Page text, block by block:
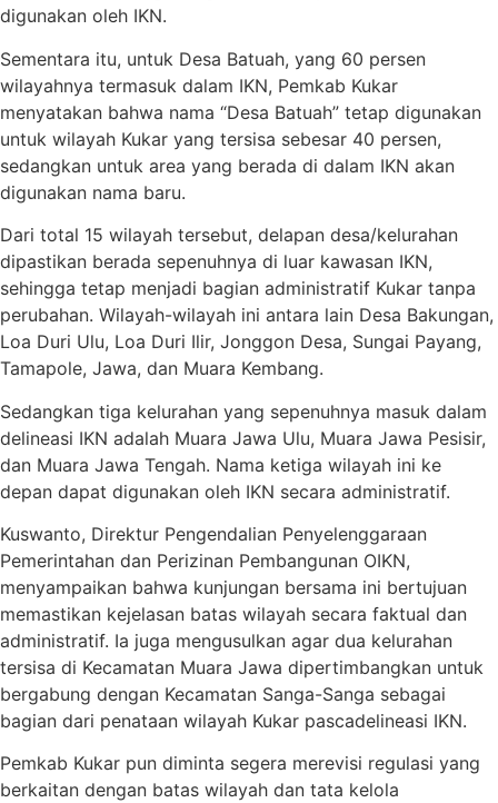
digunakan oleh IKN.
Sementara itu, untuk Desa Batuah, yang 60 persen
wilayahnya termasuk dalam IKN, Pemkab Kukar
menyatakan bahwa nama “Desa Batuah” tetap digunakan
untuk wilayah Kukar yang tersisa sebesar 40 persen,
sedangkan untuk area yang berada di dalam IKN akan
digunakan nama baru.
Dari total 15 wilayah tersebut, delapan desa/kelurahan
dipastikan berada sepenuhnya di luar kawasan IKN,
sehingga tetap menjadi bagian administratif Kukar tanpa
perubahan. Wilayah-wilayah ini antara lain Desa Bakungan,
Loa Duri Ulu, Loa Duri Ilir, Jonggon Desa, Sungai Payang,
Tamapole, Jawa, dan Muara Kembang.
Sedangkan tiga kelurahan yang sepenuhnya masuk dalam
delineasi IKN adalah Muara Jawa Ulu, Muara Jawa Pesisir,
dan Muara Jawa Tengah. Nama ketiga wilayah ini ke
depan dapat digunakan oleh IKN secara administratif.
Kuswanto, Direktur Pengendalian Penyelenggaraan
Pemerintahan dan Perizinan Pembangunan OIKN,
menyampaikan bahwa kunjungan bersama ini bertujuan
memastikan kejelasan batas wilayah secara faktual dan
administratif. Ia juga mengusulkan agar dua kelurahan
tersisa di Kecamatan Muara Jawa dipertimbangkan untuk
bergabung dengan Kecamatan Sanga-Sanga sebagai
bagian dari penataan wilayah Kukar pascadelineasi IKN.
Pemkab Kukar pun diminta segera merevisi regulasi yang
berkaitan dengan batas wilayah dan tata kelola